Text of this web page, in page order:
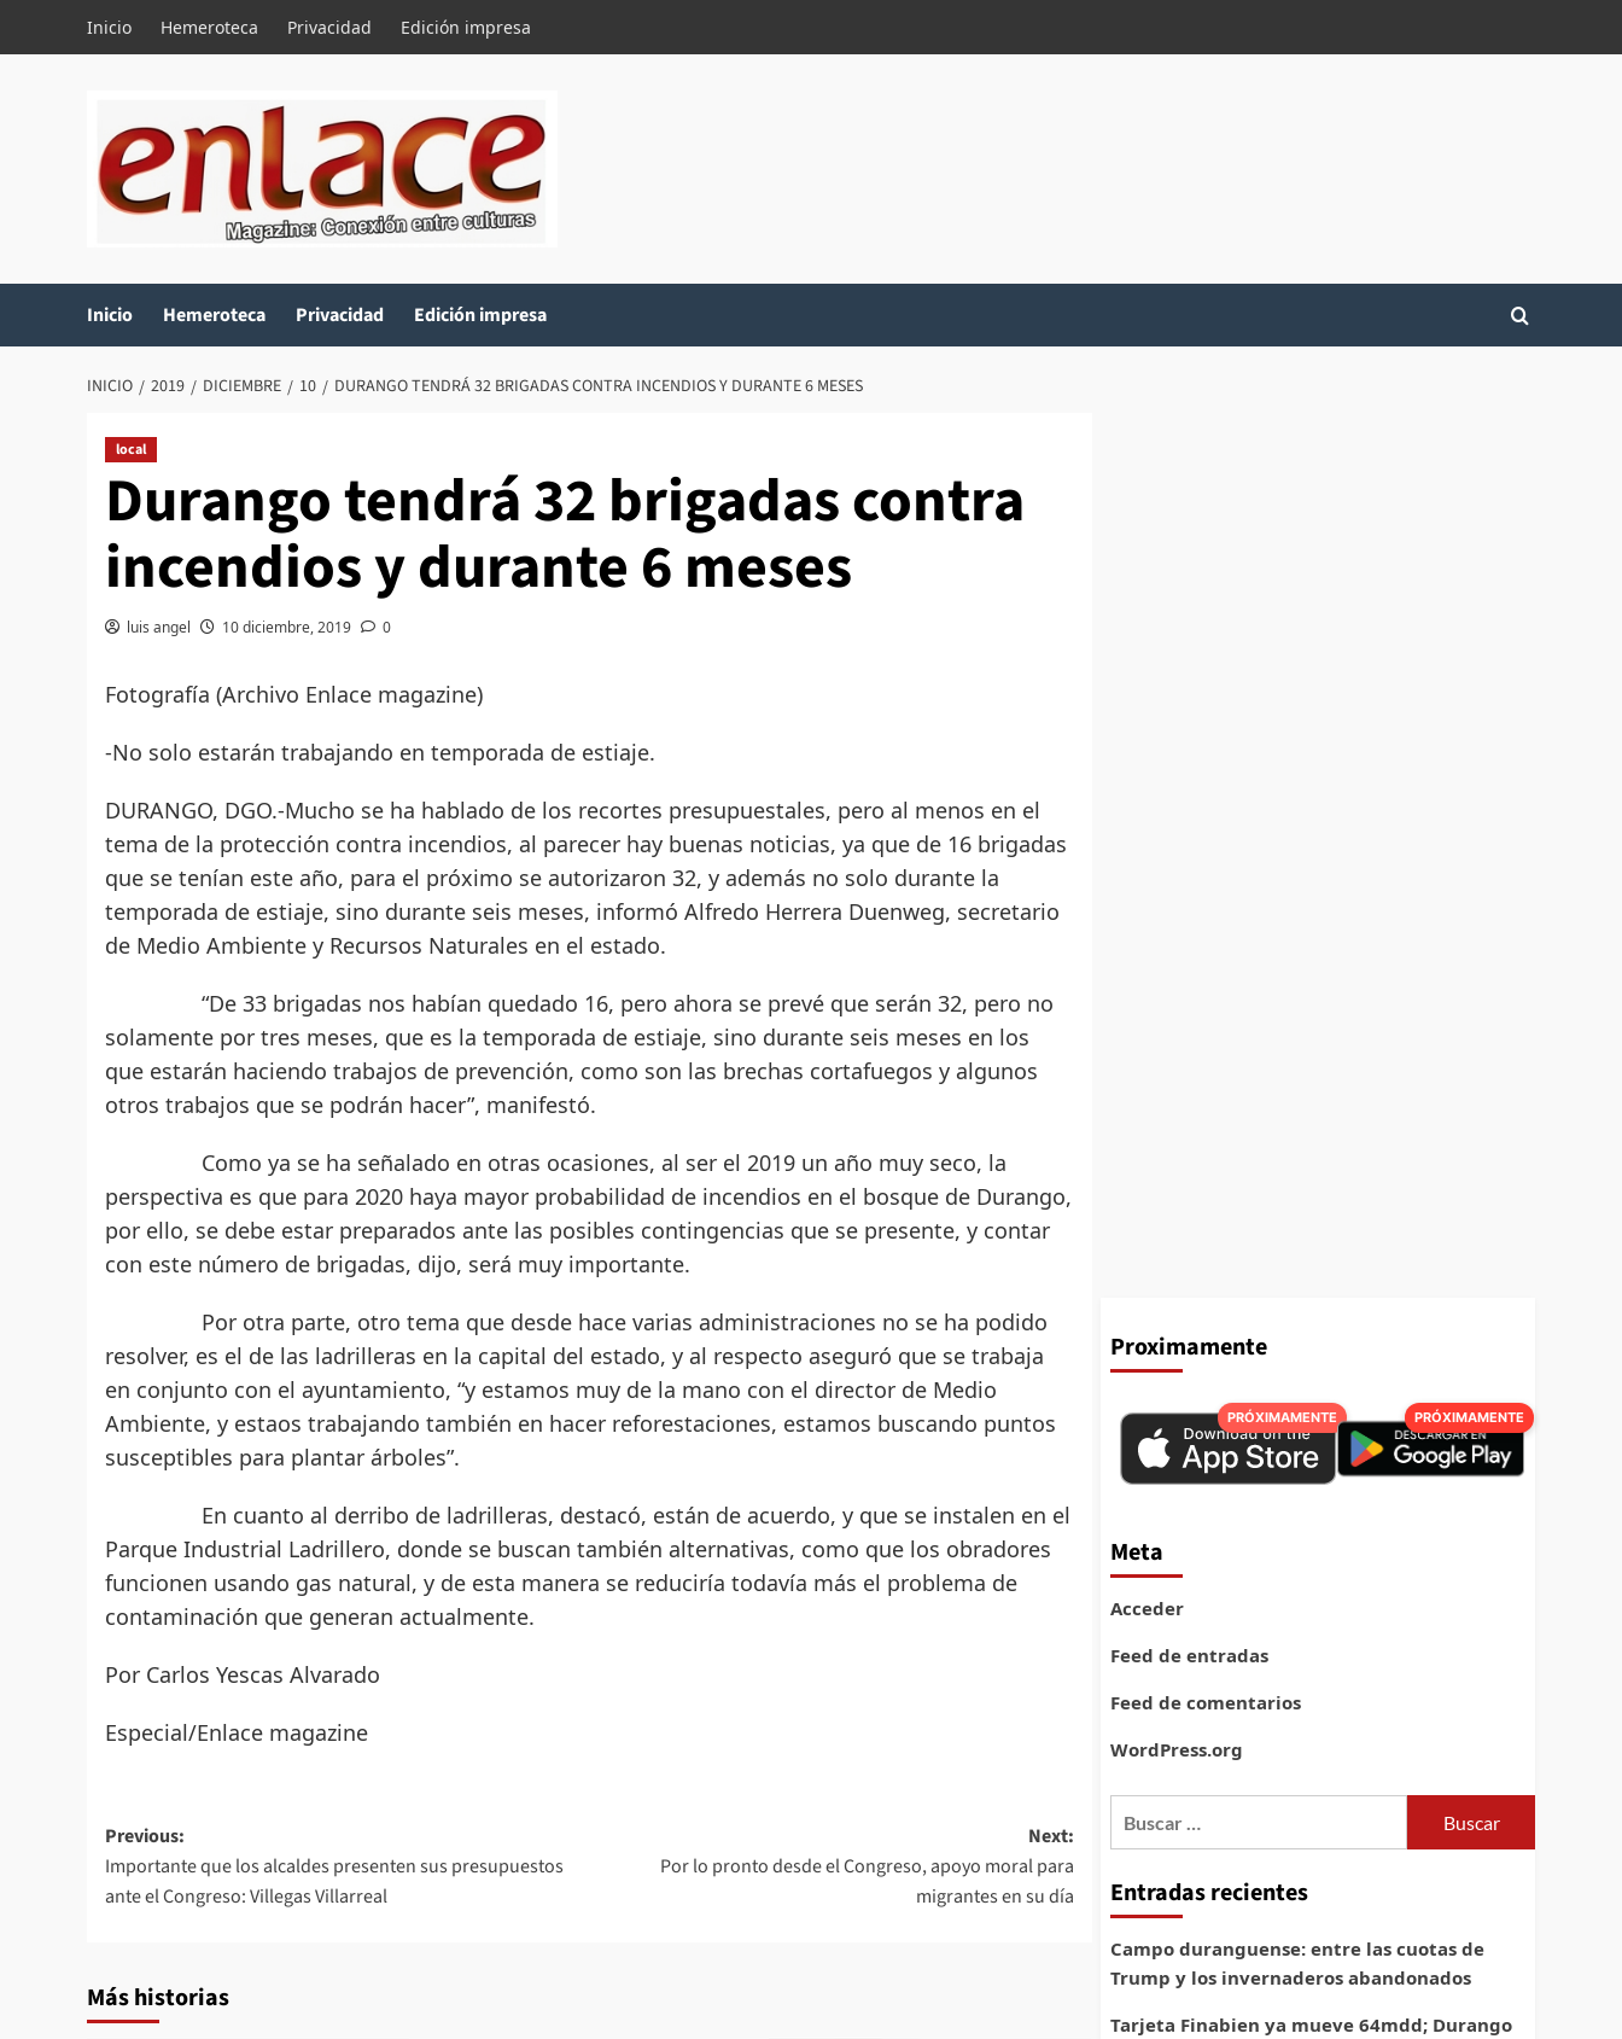
Inicio Hemeroteca Privacidad Edición impresa
Inicio Hemeroteca Privacidad Edición impresa
INICIO 2019 DICIEMBRE 10 DURANGO TENDRÁ 32 BRIGADAS CONTRA INCENDIOS Y DURANTE 6 MESES
local
Durango tendrá 32 brigadas contra
incendios y durante 6 meses
luis angel 10 diciembre, 2019 0
Fotografía (Archivo Enlace magazine)
-No solo estarán trabajando en temporada de estiaje.
DURANGO, DGO.-Mucho se ha hablado de los recortes presupuestales, pero al menos en el
tema de la protección contra incendios, al parecer hay buenas noticias, ya que de 16 brigadas
que se tenían este año, para el próximo se autorizaron 32, y además no solo durante la
temporada de estiaje, sino durante seis meses, informó Alfredo Herrera Duenweg, secretario
de Medio Ambiente y Recursos Naturales en el estado.
“De 33 brigadas nos habían quedado 16, pero ahora se prevé que serán 32, pero no
solamente por tres meses, que es la temporada de estiaje, sino durante seis meses en los
que estarán haciendo trabajos de prevención, como son las brechas cortafuegos y algunos
otros trabajos que se podrán hacer”, manifestó.
Como ya se ha señalado en otras ocasiones, al ser el 2019 un año muy seco, la
perspectiva es que para 2020 haya mayor probabilidad de incendios en el bosque de Durango,
por ello, se debe estar preparados ante las posibles contingencias que se presente, y contar
con este número de brigadas, dijo, será muy importante.
Por otra parte, otro tema que desde hace varias administraciones no se ha podido
resolver, es el de las ladrilleras en la capital del estado, y al respecto aseguró que se trabaja
en conjunto con el ayuntamiento, “y estamos muy de la mano con el director de Medio
Ambiente, y estaos trabajando también en hacer reforestaciones, estamos buscando puntos
susceptibles para plantar árboles”.
En cuanto al derribo de ladrilleras, destacó, están de acuerdo, y que se instalen en el
Parque Industrial Ladrillero, donde se buscan también alternativas, como que los obradores
funcionen usando gas natural, y de esta manera se reduciría todavía más el problema de
contaminación que generan actualmente.
Por Carlos Yescas Alvarado
Especial/Enlace magazine
Post
navigation
Previous:
Importante que los alcaldes presenten sus presupuestos
ante el Congreso: Villegas Villarreal
Next:
Por lo pronto desde el Congreso, apoyo moral para
migrantes en su día
Más historias
Proximamente
PRÓXIMAMENTE PRÓXIMAMENTE
Meta
Acceder
Feed de entradas
Feed de comentarios
WordPress.org
Entradas recientes
Campo duranguense: entre las cuotas de
Trump y los invernaderos abandonados
Tarjeta Finabien ya mueve 64mdd; Durango